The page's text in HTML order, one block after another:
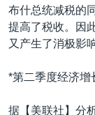
布什总统减税的
提高了税收。因
又产生了消极影
*第二季度经济增
据【美联社】分